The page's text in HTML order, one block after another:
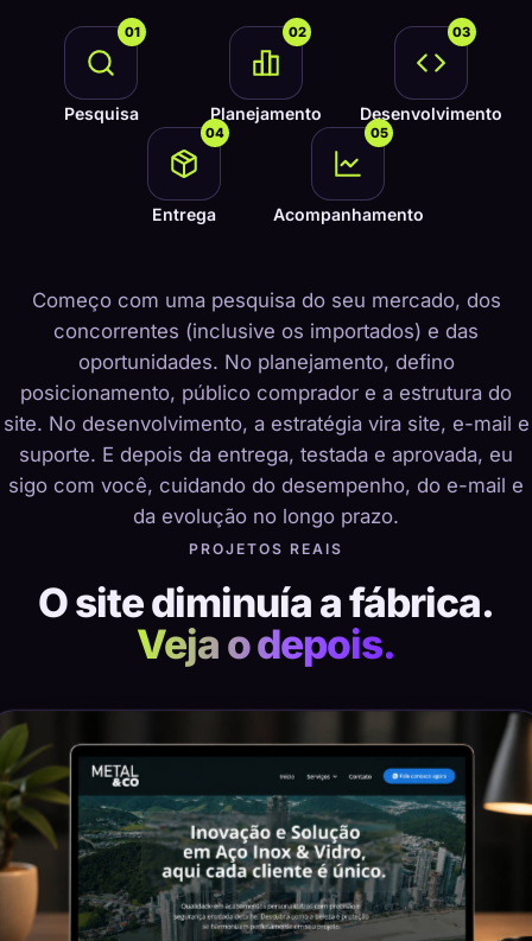
01
Pesquisa
02
Planejamento
03
Desenvolvimento
04
Entrega
05
Acompanhamento
Começo com uma pesquisa do seu mercado, dos
concorrentes (inclusive os importados) e das
oportunidades. No planejamento, defino
posicionamento, público comprador e a estrutura do
site. No desenvolvimento, a estratégia vira site, e-mail e
suporte. E depois da entrega, testada e aprovada, eu
sigo com você, cuidando do desempenho, do e-mail e
da evolução no longo prazo.
PROJETOS REAIS
O site diminuía a fábrica.
Veja o depois.